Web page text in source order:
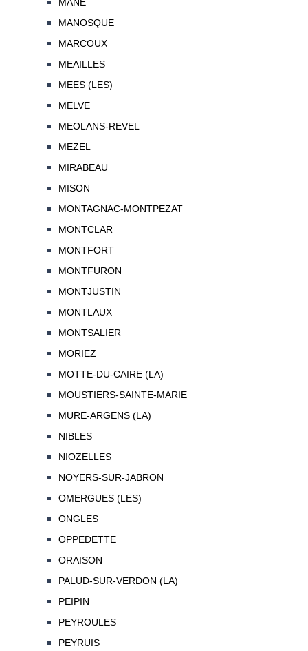
MANE
MANOSQUE
MARCOUX
MEAILLES
MEES (LES)
MELVE
MEOLANS-REVEL
MEZEL
MIRABEAU
MISON
MONTAGNAC-MONTPEZAT
MONTCLAR
MONTFORT
MONTFURON
MONTJUSTIN
MONTLAUX
MONTSALIER
MORIEZ
MOTTE-DU-CAIRE (LA)
MOUSTIERS-SAINTE-MARIE
MURE-ARGENS (LA)
NIBLES
NIOZELLES
NOYERS-SUR-JABRON
OMERGUES (LES)
ONGLES
OPPEDETTE
ORAISON
PALUD-SUR-VERDON (LA)
PEIPIN
PEYROULES
PEYRUIS